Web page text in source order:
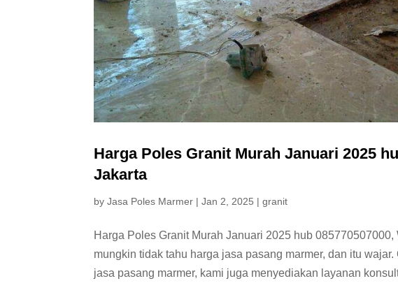
Harga Poles Granit Murah Januari 2025
Jakarta
byJasa Poles Marmer |Jan 2, 2025 |granit
Harga Poles Granit Murah Januari 2025 hub
mungkin tidak tahu harga jasa pasang marmer, dan itu
jasa pasang marmer, kami juga menyediakan layanan